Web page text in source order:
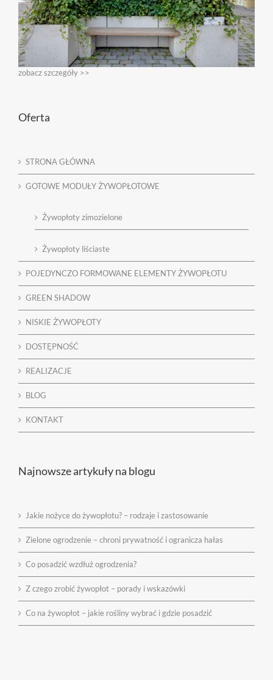
zobacz szczegóły >>
Oferta
STRONA GŁÓWNA
GOTOWE MODUŁY ŻYWOPŁOTOWE
Żywopłoty zimozielone
Żywopłoty liściaste
POJEDYNCZO FORMOWANE ELEMENTY ŻYWOPŁOTU
GREEN SHADOW
NISKIE ŻYWOPŁOTY
DOSTĘPNOŚĆ
REALIZACJE
BLOG
KONTAKT
Najnowsze artykuły na blogu
Jakie nożyce do żywopłotu? – rodzaje i zastosowanie
Zielone ogrodzenie – chroni prywatność i ogranicza hałas
Co posadzić wzdłuż ogrodzenia?
Z czego zrobić żywopłot – porady i wskazówki
Co na żywopłot – jakie rośliny wybrać i gdzie posadzić